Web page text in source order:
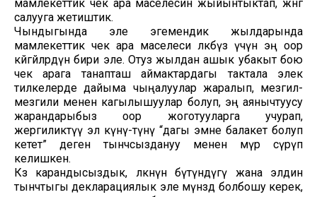
мамлекеттик чек ара маселесин жыйынтыктап, жөнгө
салууга жетиштик.
Чындыгында эле эгемендик жылдарында
мамлекеттик чек ара маселеси өлкөбүз үчүн эң оор
көйгөйлөрдүн бири эле. Отуз жылдан ашык убакыт бою
чек арага танапташ аймактардагы тактала элек
тилкелерде дайыма чыңалуулар жаралып, мезгил-
мезгили менен кагылышуулар болуп, эң аянычтуусу
жарандарыбыз оор жоготууларга учурап,
жергиликтүү эл күнү-түнү “дагы эмне балакет болуп
кетет” деген тынчсыздануу менен өмүр сүрүп
келишкен.
Көз карандысыздык, өлкөнүн бүтүндүгү жана элдин
тынчтыгы декларациялык эле мүнөздө болбошу керек,